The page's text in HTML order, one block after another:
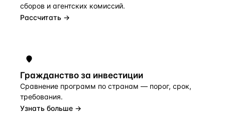
сборов и агентских комиссий.
Рассчитать →
Гражданство за инвестиции
Сравнение программ по странам — порог, срок,
требования.
Узнать больше →